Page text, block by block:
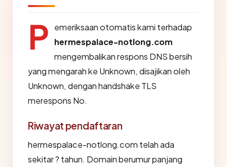
P
emeriksaan otomatis kami terhadap
hermespalace-notlong.com
mengembalikan respons DNS bersih
yang mengarah ke Unknown, disajikan oleh
Unknown, dengan handshake TLS
merespons No.
Riwayat pendaftaran
hermespalace-notlong.com telah ada
sekitar ? tahun. Domain berumur panjang